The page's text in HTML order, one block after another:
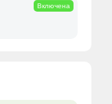
Включена